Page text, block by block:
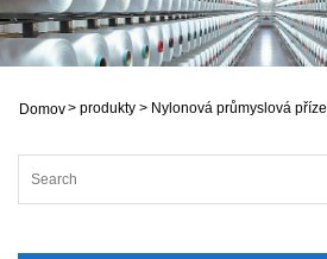
Domov> produkty > Nylonová průmyslová příze